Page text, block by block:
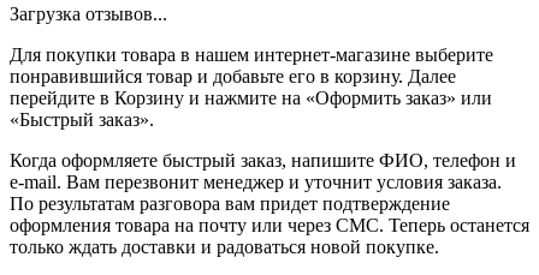
Загрузка отзывов...
Для покупки товара в нашем интернет-магазине выберите
понравившийся товар и добавьте его в корзину. Далее
перейдите в Корзину и нажмите на «Оформить заказ» или
«Быстрый заказ».
Когда оформляете быстрый заказ, напишите ФИО, телефон и
e-mail. Вам перезвонит менеджер и уточнит условия заказа.
По результатам разговора вам придет подтверждение
оформления товара на почту или через СМС. Теперь останется
только ждать доставки и радоваться новой покупке.